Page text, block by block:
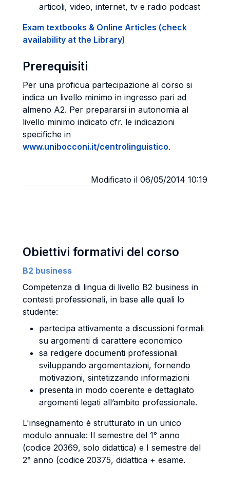
articoli, video, internet, tv e radio podcast
Exam textbooks & Online Articles (check
availability at the Library)
Prerequisiti
Per una proficua partecipazione al corso si
indica un livello minimo in ingresso pari ad
almeno A2. Per prepararsi in autonomia al
livello minimo indicato cfr. le indicazioni
specifiche in
www.unibocconi.it/centrolinguistico.
Modificato il 06/05/2014 10:19
Obiettivi formativi del corso
B2 business
Competenza di lingua di livello B2 business in
contesti professionali, in base alle quali lo
studente:
partecipa attivamente a discussioni formali
su argomenti di carattere economico
sa redigere documenti professionali
sviluppando argomentazioni, fornendo
motivazioni, sintetizzando informazioni
presenta in modo coerente e dettagliato
argomenti legati all’ambito professionale.
L'insegnamento è strutturato in un unico
modulo annuale: II semestre del 1° anno
(codice 20369, solo didattica) e I semestre del
2° anno (codice 20375, didattica + esame.